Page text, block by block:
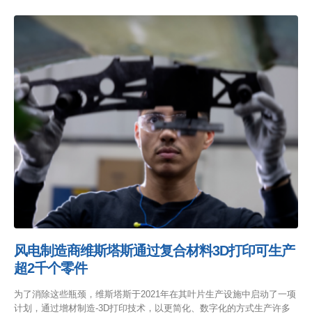
风电制造商维斯塔斯通过复合材料3D打印可生产
超2千个零件
为了消除这些瓶颈，维斯塔斯于2021年在其叶片生产设施中启动了一项
计划，通过增材制造-3D打印技术，以更简化、数字化的方式生产许多